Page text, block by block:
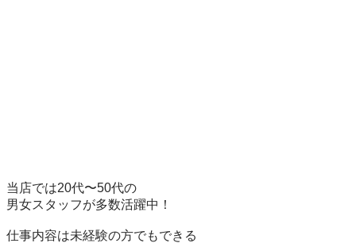
当店では20代〜50代の
男女スタッフが多数活躍中！
仕事内容は未経験の方でもできる